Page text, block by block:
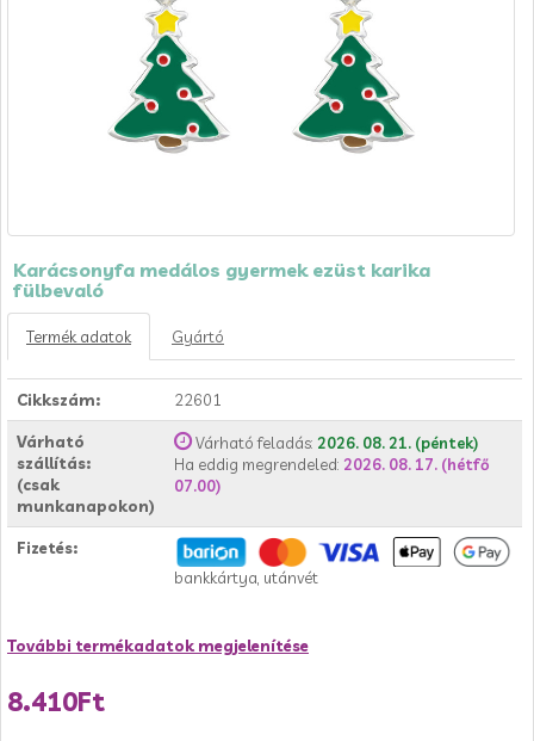
Karácsonyfa medálos gyermek ezüst karika
fülbevaló
Termék adatok Gyártó
Cikkszám: 22601
Várható
szállítás:
(csak
munkanapokon)
Várható feladás: 2026. 08. 21. (péntek)
Ha eddig megrendeled: 2026. 08. 17. (hétfő
07.00)
Fizetés:
bankkártya, utánvét
További termékadatok megjelenítése
8.410Ft